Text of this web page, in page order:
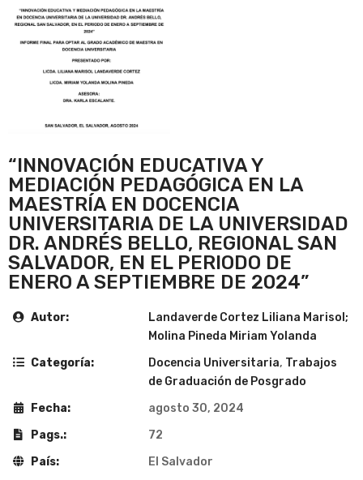
“INNOVACIÓN EDUCATIVA Y
MEDIACIÓN PEDAGÓGICA EN LA
MAESTRÍA EN DOCENCIA
UNIVERSITARIA DE LA UNIVERSIDAD
DR. ANDRÉS BELLO, REGIONAL SAN
SALVADOR, EN EL PERIODO DE
ENERO A SEPTIEMBRE DE 2024”
Autor:
Landaverde Cortez Liliana Marisol;
Molina Pineda Miriam Yolanda
Categoría:
Docencia Universitaria, Trabajos
de Graduación de Posgrado
Fecha:
agosto 30, 2024
Pags.:
72
País:
El Salvador